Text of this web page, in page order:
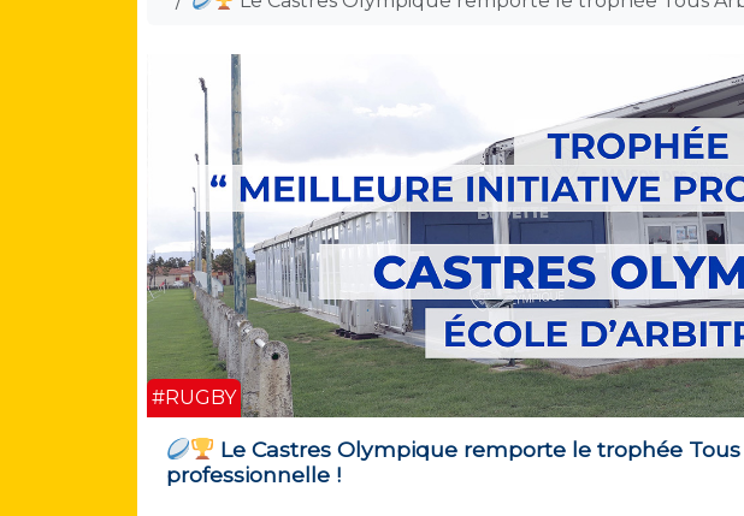
#RUGBY
Le Castres Olympique remporte le trophée
professionnelle !